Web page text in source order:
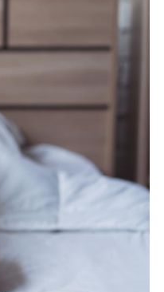
Hantavirus : un cas
Mortalité infantile
rapport
son taux élevé en